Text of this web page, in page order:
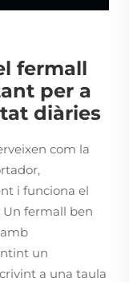
fermall
per a
diàries
com la
i funciona el
Un fermall ben
un
a una taula